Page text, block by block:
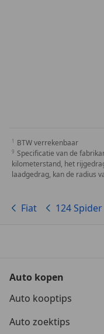
BTW verrekenbaar
Specificatie van de
kilometerstand, het
laadgedrag, kan de radius
Fiat 124 Spider
Auto kopen
Auto kooptips
Auto zoektips